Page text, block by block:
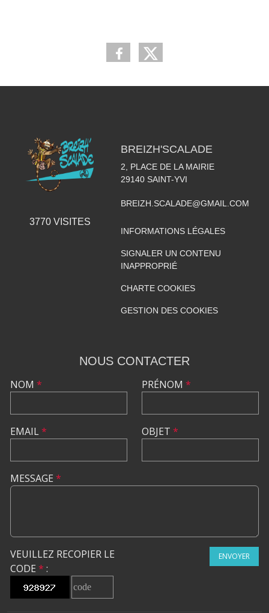
3770 VISITES
BREIZH'SCALADE
2, PLACE DE LA MAIRIE
29140 SAINT-YVI
BREIZH.SCALADE@GMAIL.COM
INFORMATIONS LÉGALES
SIGNALER UN CONTENU
INAPPROPRIÉ
CHARTE COOKIES
GESTION DES COOKIES
NOUS CONTACTER
NOM *
EMAIL*
PRÉNOM *
OBJET *
MESSAGE *
VEUILLEZ RECOPIER LE
CODE * :
ENVOYER